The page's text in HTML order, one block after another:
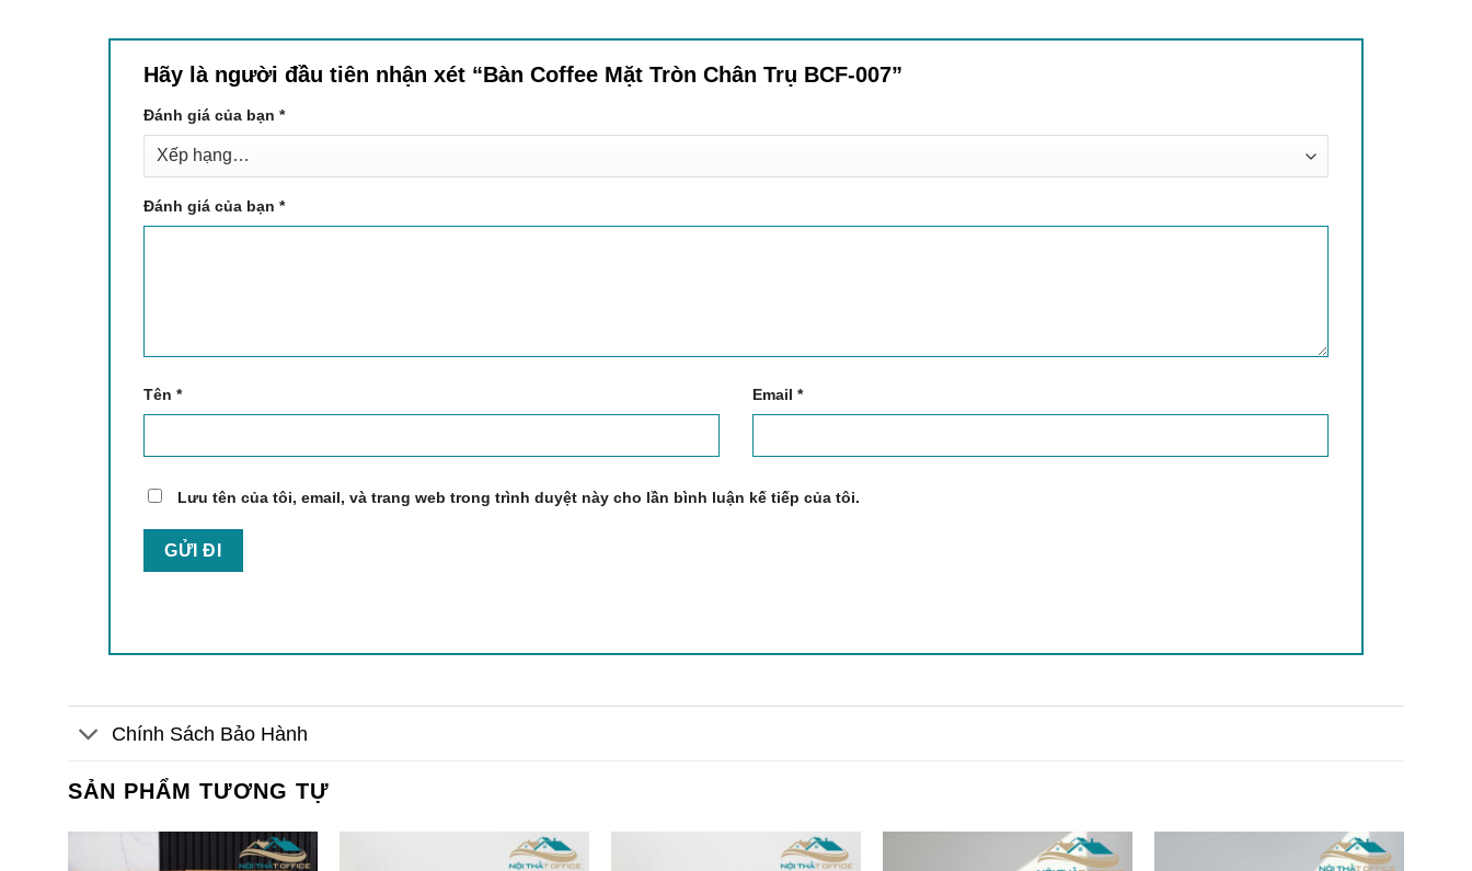
Hãy là người đầu tiên nhận xét “Bàn Coffee Mặt Tròn Chân Trụ BCF-007”
Đánh giá của bạn *
Đánh giá của bạn *
Tên * Email *
Lưu tên của tôi, email, và trang web trong trình duyệt này cho lần bình luận kế tiếp của tôi.
Chính Sách Bảo Hành
SẢN PHẨM TƯƠNG TỰ